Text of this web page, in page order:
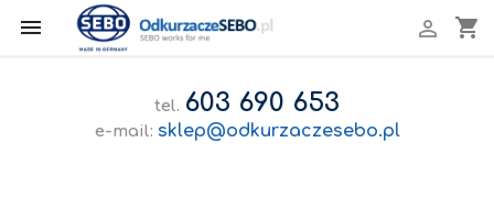
 shopping_cart

tel. 603 690 653
e-mail: sklep@odkurzaczesebo.pl